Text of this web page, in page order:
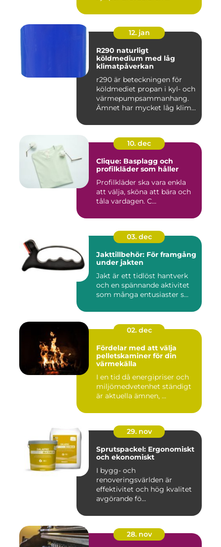
12. jan
R290 naturligt
köldmedium med låg
klimatpåverkan
r290 är beteckningen för
köldmediet propan i kyl- och
värmepumpsammanhang.
Ämnet har mycket låg klim...
10. dec
Clique: Basplagg och
profilkläder som håller
Profilkläder ska vara enkla
att välja, sköna att bära och
tåla vardagen. C...
03. dec
Jakttillbehör: För framgång
under jakten
Jakt är ett tidlöst hantverk
och en spännande aktivitet
som många entusiaster s...
02. dec
Fördelar med att välja
pelletskaminer för din
värmekälla
I en tid då energipriser och
miljömedvetenhet ständigt
är aktuella ämnen, ...
29. nov
Sprutspackel: Ergonomiskt
och ekonomiskt
I bygg- och
renoveringsvärlden är
effektivitet och hög kvalitet
avgörande fö...
28. nov